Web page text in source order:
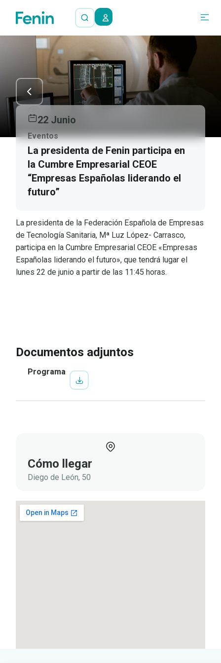
22 Junio
Eventos
La presidenta de Fenin participa en
la Cumbre Empresarial CEOE
“Empresas Españolas liderando el
futuro”
La presidenta de la Federación Española de Empresas
de Tecnología Sanitaria, Mª Luz López- Carrasco,
participa en la Cumbre Empresarial CEOE «Empresas
Españolas liderando el futuro», que tendrá lugar el
lunes 22 de junio a partir de las 11:45 horas.
Documentos adjuntos
Programa
Cómo llegar
Diego de León, 50